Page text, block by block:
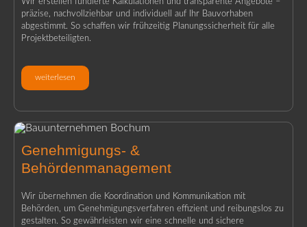
präzise, nachvollziehbar und individuell auf Ihr Bauvorhaben
abgestimmt. So schaffen wir frühzeitig Planungssicherheit für alle
Projektbeteiligten.
weiterlesen
Genehmigungs- &
Behördenmanagement
Wir übernehmen die Koordination und Kommunikation mit
Behörden, um Genehmigungsverfahren effizient und reibungslos zu
gestalten. So gewährleisten wir eine schnelle und sichere